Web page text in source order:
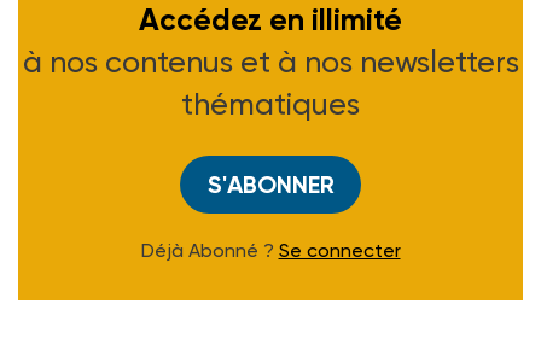
Accédez en illimité
à nos contenus et à nos newsletters
thématiques
S'ABONNER
Déjà Abonné ? Se connecter